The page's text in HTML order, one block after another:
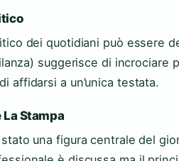
dei quotidiani può essere
suggerisce di incrociare
affidarsi a un’unica testata.
Stampa
una figura centrale del